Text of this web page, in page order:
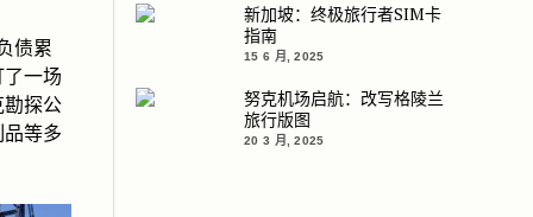
债累
一场
探公
等多
新加坡：终极旅行者SIM卡
指南
15 6 月, 2025
努克机场启航：改写格陵兰
旅行版图
20 3 月, 2025